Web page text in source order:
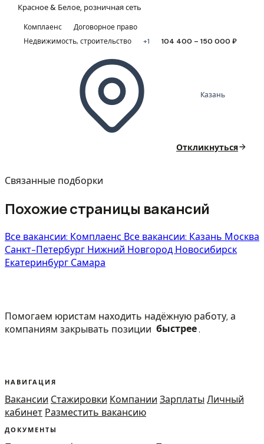
Красное & Белое, розничная сеть
Комплаенс
Договорное право
Недвижимость, строительство
+1 104 400 – 150 000 ₽
Казань
Откликнуться
Связанные подборки
Похожие страницы вакансий
Все вакансии: Комплаенс Все вакансии: Казань Москва
Санкт-Петербург Нижний Новгород Новосибирск
Екатеринбург Самара
Помогаем юристам находить надёжную работу, а
компаниям закрывать позиции быстрее.
НАВИГАЦИЯ
Вакансии Стажировки Компании Зарплаты Личный
кабинет Разместить вакансию
ДОКУМЕНТЫ